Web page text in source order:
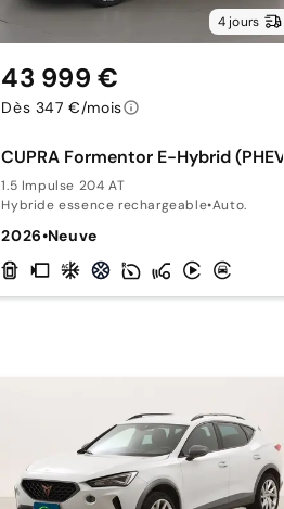
4 jours
CUPRA Formentor E-Hybrid (PHEV)
1.5 Impulse 204 AT
Hybride essence rechargeable•Auto.
2026•Neuve
43 999 €
Dès 347 €/mois